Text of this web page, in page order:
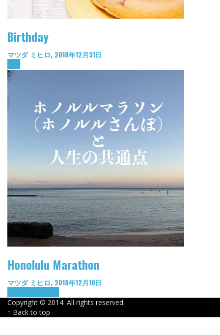
Birthday
マツダ ミヒロ, 2018年12月31日
Honolulu Marathon
マツダ ミヒロ, 2018年12月10日
Copyright © 2014. All rights reserved.
↑ Back to top